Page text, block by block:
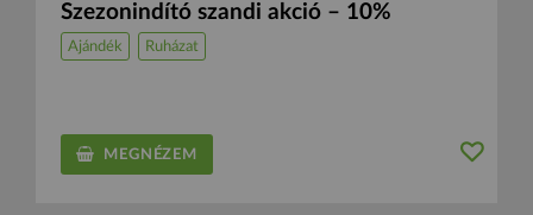
Szezonindító szandi akció – 10%
Ajándék Ruházat
MEGNÉZEM